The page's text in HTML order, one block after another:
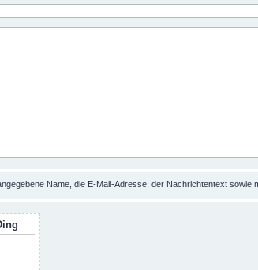
Name, die E-Mail-Adresse, der Nachrichtentext sowie